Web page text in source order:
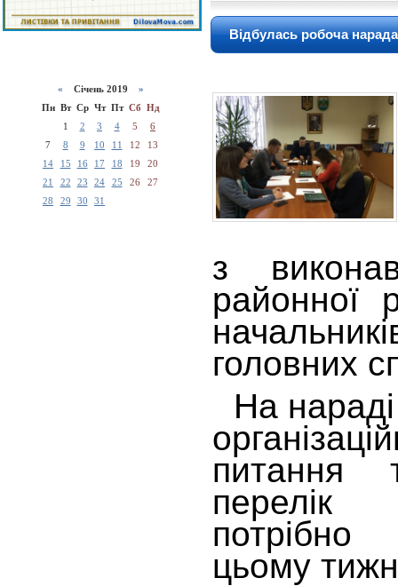
« Січень 2019 »
Пн Вт Ср Чт Пт Сб Нд
1
2 3 4 5
6
7
8 9 10 11 12
13
14
15 16 17 18 19
20
21
22 23 24 25 26
27
28
29 30 31
Відбулась робоча
з
районної
головних
На нараді
питання
перелік
цьому